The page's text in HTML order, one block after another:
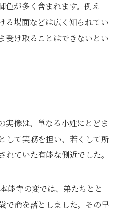
色が多く含まれます。例え
る場面などは広く知られてい
受け取ることはできないとい
実像は、単なる小姓にとどま
して実務を担い、若くして所
ていた有能な側近でした。
能寺の変では、弟たちとと
で命を落としました。その早